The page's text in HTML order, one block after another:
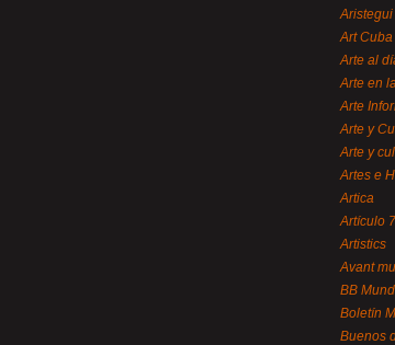
Art Cuba
Arte al
Arte en
Arte
Arte y
Arte y
Artes e
Artica
Artículo 7
Artistics
Avant
BB
Boletín
Buenos